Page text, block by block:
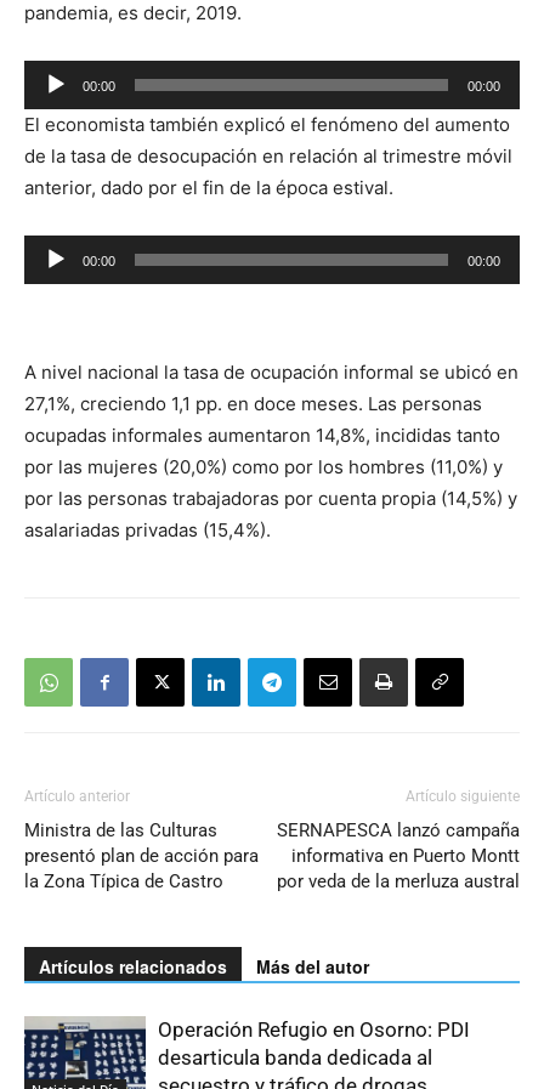
pandemia, es decir, 2019.
Reproductor
de
audio
00:00 00:00
El economista también explicó el fenómeno del aumento
de la tasa de desocupación en relación al trimestre móvil
anterior, dado por el fin de la época estival.
Reproductor
de
00:00 00:00
A nivel nacional la tasa de ocupación informal se ubicó en
27,1%, creciendo 1,1 pp. en doce meses. Las personas
ocupadas informales aumentaron 14,8%, incididas tanto
por las mujeres (20,0%) como por los hombres (11,0%) y
por las personas trabajadoras por cuenta propia (14,5%) y
asalariadas privadas (15,4%).
Artículo anterior
Ministra de las Culturas
presentó plan de acción para
la Zona Típica de Castro
Artículo siguiente
SERNAPESCA lanzó campaña
informativa en Puerto Montt
por veda de la merluza austral
Artículos relacionados Más del autor
Operación Refugio en Osorno: PDI
desarticula banda dedicada al